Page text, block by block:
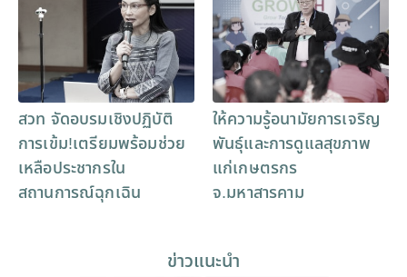
สวท จัดอบรมเชิงปฏิบัติ
การเข้ม!เตรียมพร้อมช่วย
เหลือประชากรใน
สถานการณ์ฉุกเฉิน
ให้ความรู้อนามัยการเจริญ
พันธุ์และการดูแลสุขภาพ
แก่เกษตรกร
จ.มหาสารคาม
ข่าวแนะนำ